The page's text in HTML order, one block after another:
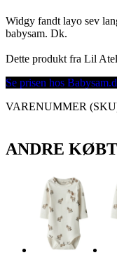
Widgy fandt layo sev
babysam. Dk.
Dette produkt fra Lil
Se prisen hos
VARENUMMER
ANDRE